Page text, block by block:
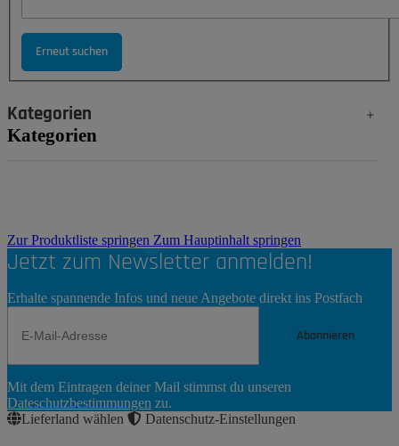
Erneut suchen
Kategorien
Kategorien
Zur Produktliste springen Zum Hauptinhalt springen
Jetzt zum Newsletter anmelden!
Erhalte spannende Infos und neue Angebote direkt ins Postfach
Abonnieren
Abonnieren
Mit dem Eintragen deiner Mail stimmst du unseren
Dateschutzbestimmungen zu.
Lieferland wählen
Datenschutz-Einstellungen